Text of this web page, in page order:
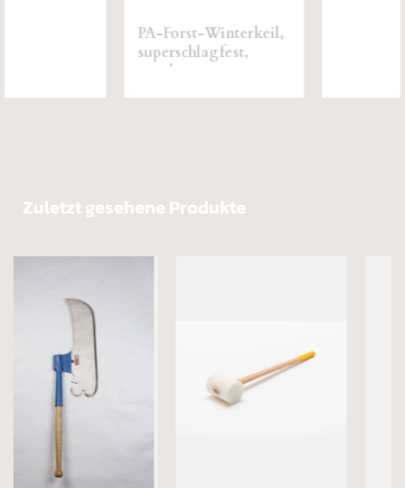
Zuletzt gesehene Produkte